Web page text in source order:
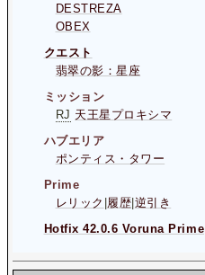
DESTREZA
OBEX
クエスト
翡翠の影：星座
ミッション
RJ 天王星プロキシマ
ハブエリア
ポンティス・タワー
Prime
レリック 履歴 逆引き
Hotfix 42.0.6 Voruna Prime